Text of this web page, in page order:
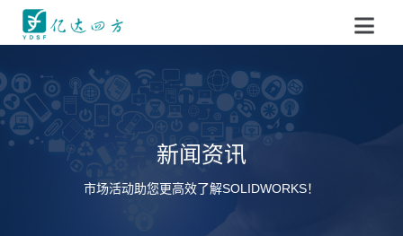
新闻资讯
市场活动助您更高效了解SOLIDWORKS！